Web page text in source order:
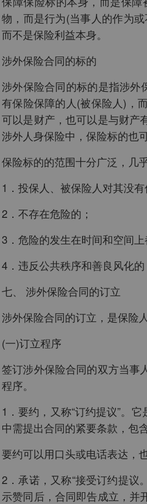
物，而是行为(当事人的作为
而不是保险利益本身。
涉外保险合同的标的
涉外保险合同的标的是指涉外
有保险保障的人(被保险人)，
可以是财产，也可以是与财产
涉外人身保险中，保险标的也
保险标的的范围十分广泛，几
1．投保人、被保险人对其没
2．不存在危险的；
3．危险的发生在时间和空间
4．违反公共秩序和善良风化
七、 涉外保险合同的订立
涉外保险合同的订立，是保险
(一)订立程序
签订涉外保险合同的双方当事
程序。
1．要约，又称“订约提议”。
中需提出合同的紧要条款，包
要约可以用口头或电话表达，
2．承诺，又称“接受订约提
示赞同后，合同即告成立，并